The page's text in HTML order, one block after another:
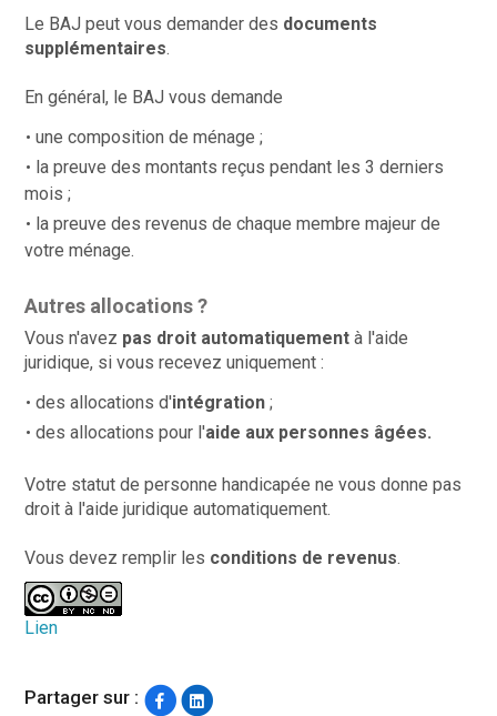
Le BAJ peut vous demander des documents
supplémentaires.
En général, le BAJ vous demande
une composition de ménage ;
la preuve des montants reçus pendant les 3 derniers
mois ;
la preuve des revenus de chaque membre majeur de
votre ménage.
Autres allocations ?
Vous n'avez pas droit automatiquement à l'aide
juridique, si vous recevez uniquement :
des allocations d'intégration;
des allocations pour l'aide aux personnes âgées.
Votre statut de personne handicapée ne vous donne pas
droit à l'aide juridique automatiquement.
Vous devez remplir les conditions de revenus.
Lien
Partager sur :